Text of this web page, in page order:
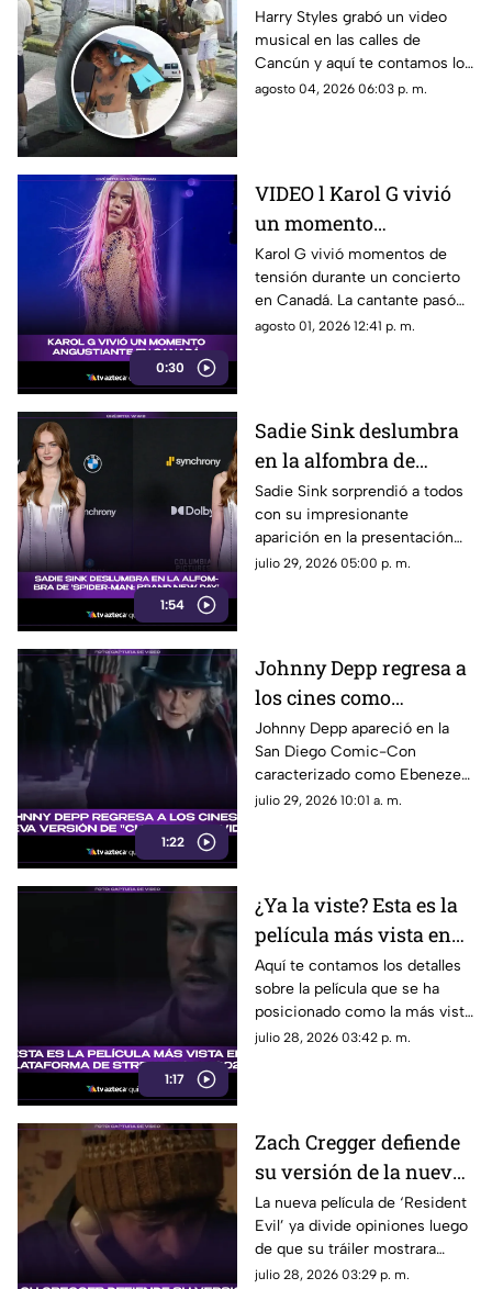
Cancún: ¿En qué zonas
de Quintana Roo filmó
el cantante el videoclip
de ‘Lights Up’?
Harry Styles grabó un video
musical en las calles de
Cancún y aquí te contamos los
detalles de la grabación, así
agosto 04, 2026 06:03 p. m.
0:30
VIDEO l Karol G vivió
un momento
angustiante durante
una presentación en
Canadá
Karol G vivió momentos de
tensión durante un concierto
en Canadá. La cantante pasó
un gran susto en plena
agosto 01, 2026 12:41 p. m.
1:54
Sadie Sink deslumbra
en la alfombra de
'Spider-Man: Brand
New Day'
Sadie Sink sorprendió a todos
con su impresionante
aparición en la presentación
de ‘Spider-Man: Brand New
julio 29, 2026 05:00 p. m.
1:22
Johnny Depp regresa a
los cines como
Ebenezer Scrooge en
nueva versión de
'Cuento de Navidad'
Johnny Depp apareció en la
San Diego Comic-Con
caracterizado como Ebenezer
Scrooge. Aquí te contamos los
julio 29, 2026 10:01 a. m.
1:17
¿Ya la viste? Esta es la
película más vista en
plataforma de
streaming en 2026;
logró superar las 147
millones de
Aquí te contamos los detalles
sobre la película que se ha
posicionado como la más vista
en plataforma de streaming de
julio 28, 2026 03:42 p. m.
Zach Cregger defiende
su versión de la nueva
película de 'Resident
Evil' y esto fue lo que
dijo al respecto
La nueva película de ‘Resident
Evil’ ya divide opiniones luego
de que su tráiler mostrara
elementos que no gustan a los
julio 28, 2026 03:29 p. m.